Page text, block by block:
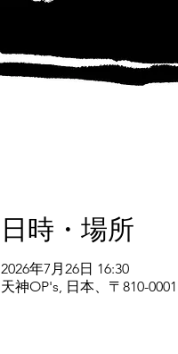
日時・場所
2026年7月26日 16:30
天神​OP's, 日本、〒810-